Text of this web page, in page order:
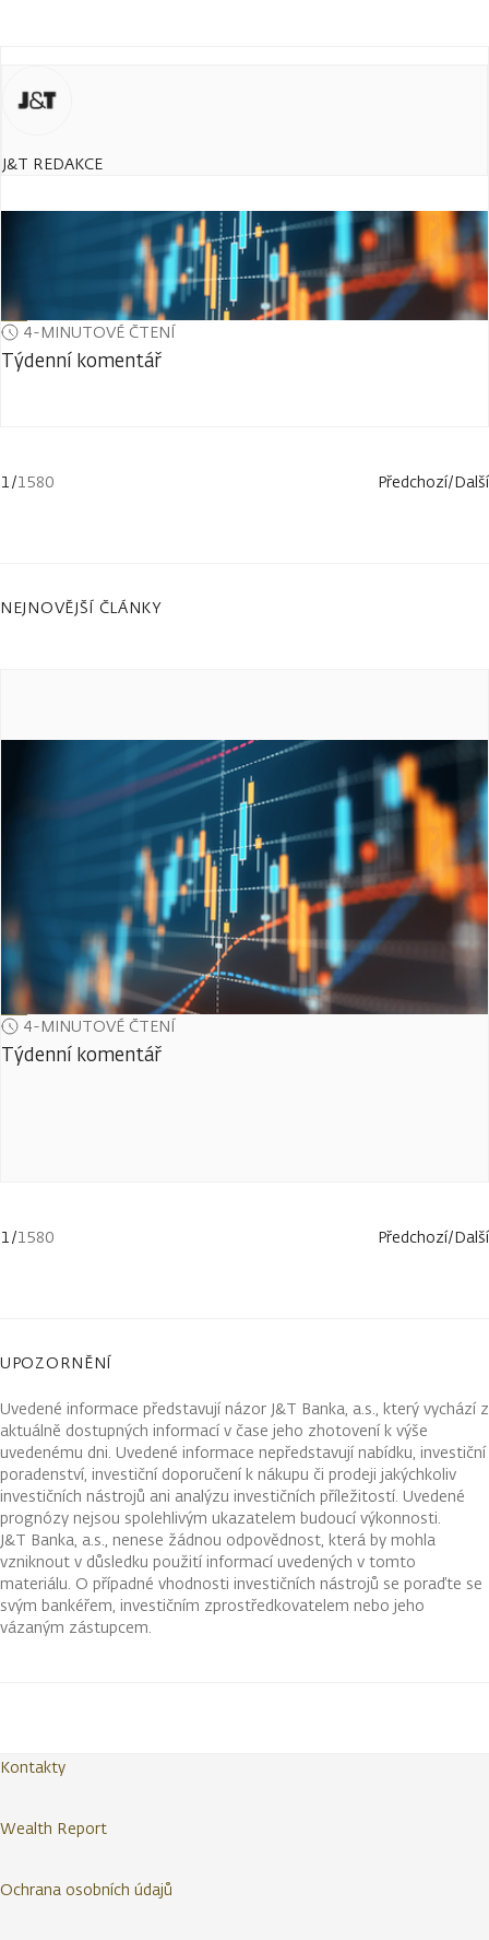
J&T REDAKCE
4-MINUTOVÉ ČTENÍ
Týdenní komentář
1/1580 Předchozí/Další
NEJNOVĚJŠÍ ČLÁNKY
4-MINUTOVÉ ČTENÍ
Týdenní komentář
1/1580 Předchozí/Další
UPOZORNĚNÍ
Uvedené informace představují názor J&T Banka, a.s., který vychází z
aktuálně dostupných informací v čase jeho zhotovení k výše
uvedenému dni. Uvedené informace nepředstavují nabídku, investiční
poradenství, investiční doporučení k nákupu či prodeji jakýchkoliv
investičních nástrojů ani analýzu investičních příležitostí. Uvedené
prognózy nejsou spolehlivým ukazatelem budoucí výkonnosti.
J&T Banka, a.s., nenese žádnou odpovědnost, která by mohla
vzniknout v důsledku použití informací uvedených v tomto
materiálu. O případné vhodnosti investičních nástrojů se poraďte se
svým bankéřem, investičním zprostředkovatelem nebo jeho
vázaným zástupcem.
Kontakty
Wealth Report
Ochrana osobních údajů